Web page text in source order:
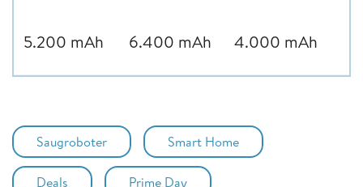
5.200 mAh 6.400 mAh 4.000 mAh
Saugroboter Smart Home
Deals Prime Day